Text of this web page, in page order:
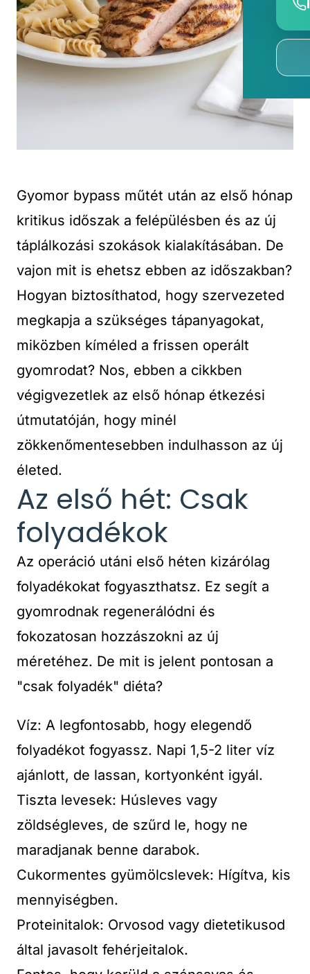
Gyomor bypass műtét után az első hónap
kritikus időszak a felépülésben és az új
táplálkozási szokások kialakításában. De
vajon mit is ehetsz ebben az időszakban?
Hogyan biztosíthatod, hogy szervezeted
megkapja a szükséges tápanyagokat,
miközben kíméled a frissen operált
gyomrodat? Nos, ebben a cikkben
végigvezetlek az első hónap étkezési
útmutatóján, hogy minél
zökkenőmentesebben indulhasson az új
életed.
Az első hét: Csak
folyadékok
Az operáció utáni első héten kizárólag
folyadékokat fogyaszthatsz. Ez segít a
gyomrodnak regenerálódni és
fokozatosan hozzászokni az új
méretéhez. De mit is jelent pontosan a
"csak folyadék" diéta?
Víz: A legfontosabb, hogy elegendő
folyadékot fogyassz. Napi 1,5-2 liter víz
ajánlott, de lassan, kortyonként igyál.
Tiszta levesek: Húsleves vagy
zöldségleves, de szűrd le, hogy ne
maradjanak benne darabok.
Cukormentes gyümölcslevek: Hígítva, kis
mennyiségben.
Proteinitalok: Orvosod vagy dietetikusod
által javasolt fehérjeitalok.